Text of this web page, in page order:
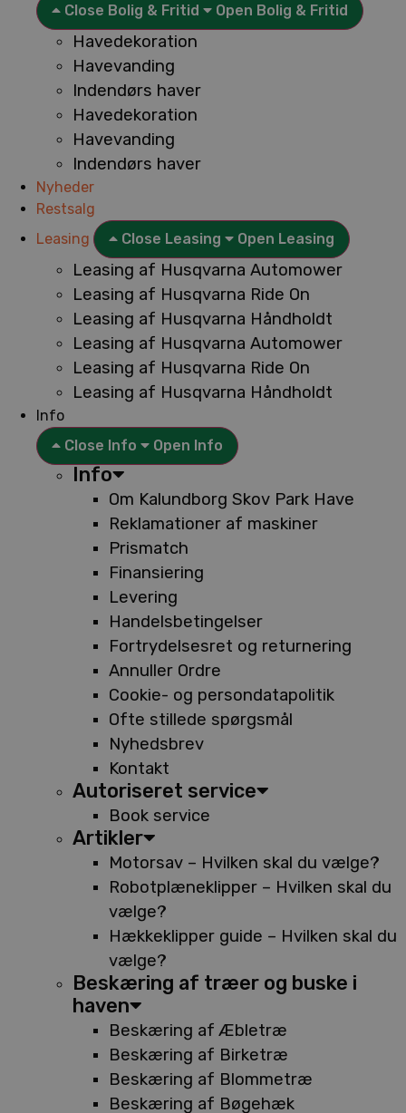
Close Bolig & Fritid
Open Bolig & Fritid
Havedekoration
Havevanding
Indendørs haver
Havedekoration
Havevanding
Indendørs haver
Nyheder
Restsalg
Leasing
Close Leasing Open Leasing
Leasing af Husqvarna Automower
Leasing af Husqvarna Ride On
Leasing af Husqvarna Håndholdt
Leasing af Husqvarna Automower
Leasing af Husqvarna Ride On
Leasing af Husqvarna Håndholdt
Info
Close Info
Open Info
Info
Om Kalundborg Skov Park Have
Reklamationer af maskiner
Prismatch
Finansiering
Levering
Handelsbetingelser
Fortrydelsesret og returnering
Annuller Ordre
Cookie- og persondatapolitik
Ofte stillede spørgsmål
Nyhedsbrev
Kontakt
Autoriseret service
Book service
Artikler
Motorsav – Hvilken skal du vælge?
Robotplæneklipper – Hvilken skal du
vælge?
Hækkeklipper guide – Hvilken skal du
vælge?
Beskæring af træer og buske i
haven
Beskæring af Æbletræ
Beskæring af Birketræ
Beskæring af Blommetræ
Beskæring af Bøgehæk